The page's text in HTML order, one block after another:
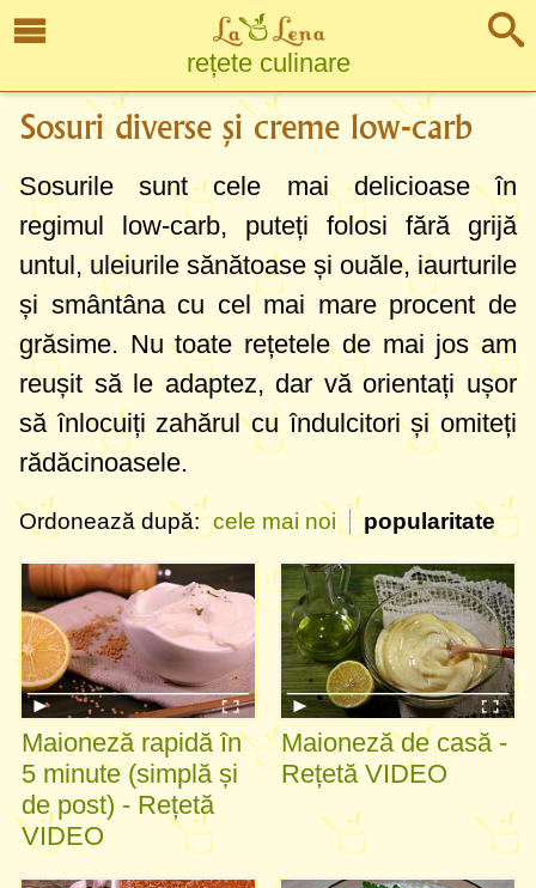
rețete culinare
Sosuri diverse și creme low-carb
Sosurile sunt cele mai delicioase în
regimul low-carb, puteți folosi fără grijă
untul, uleiurile sănătoase și ouăle, iaurturile
și smântâna cu cel mai mare procent de
grăsime. Nu toate rețetele de mai jos am
reușit să le adaptez, dar vă orientați ușor
să înlocuiți zahărul cu îndulcitori și omiteți
rădăcinoasele.
Ordonează după: cele mai noi popularitate
Maioneză rapidă în
5 minute (simplă și
de post) - Rețetă
VIDEO
Maioneză de casă -
Rețetă VIDEO